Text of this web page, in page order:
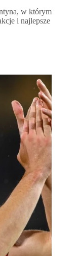
w którym
i najlepsze